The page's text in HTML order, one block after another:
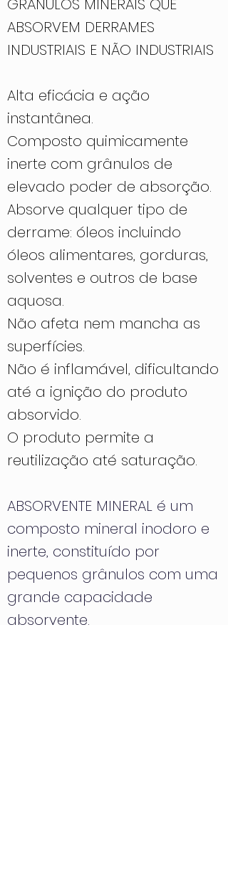
GRANULOS MINERAIS QUE
ABSORVEM DERRAMES
INDUSTRIAIS E NÃO INDUSTRIAIS
Alta eficácia e ação
instantânea.
Composto quimicamente
inerte com grânulos de
elevado poder de absorção.
Absorve qualquer tipo de
derrame: óleos incluindo
óleos alimentares, gorduras,
solventes e outros de base
aquosa.
Não afeta nem mancha as
superfícies.
Não é inflamável, dificultando
até a ignição do produto
absorvido.
O produto permite a
reutilização até saturação.
ABSORVENTE MINERAL é um
composto mineral inodoro e
inerte, constituído por
pequenos grânulos com uma
grande capacidade
absorvente.